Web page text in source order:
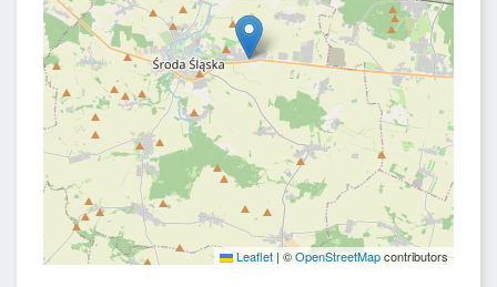
Leaflet | ©OpenStreetMapcontributors